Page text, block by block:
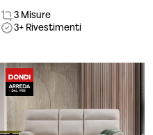
3 Misure
3+ Rivestimenti